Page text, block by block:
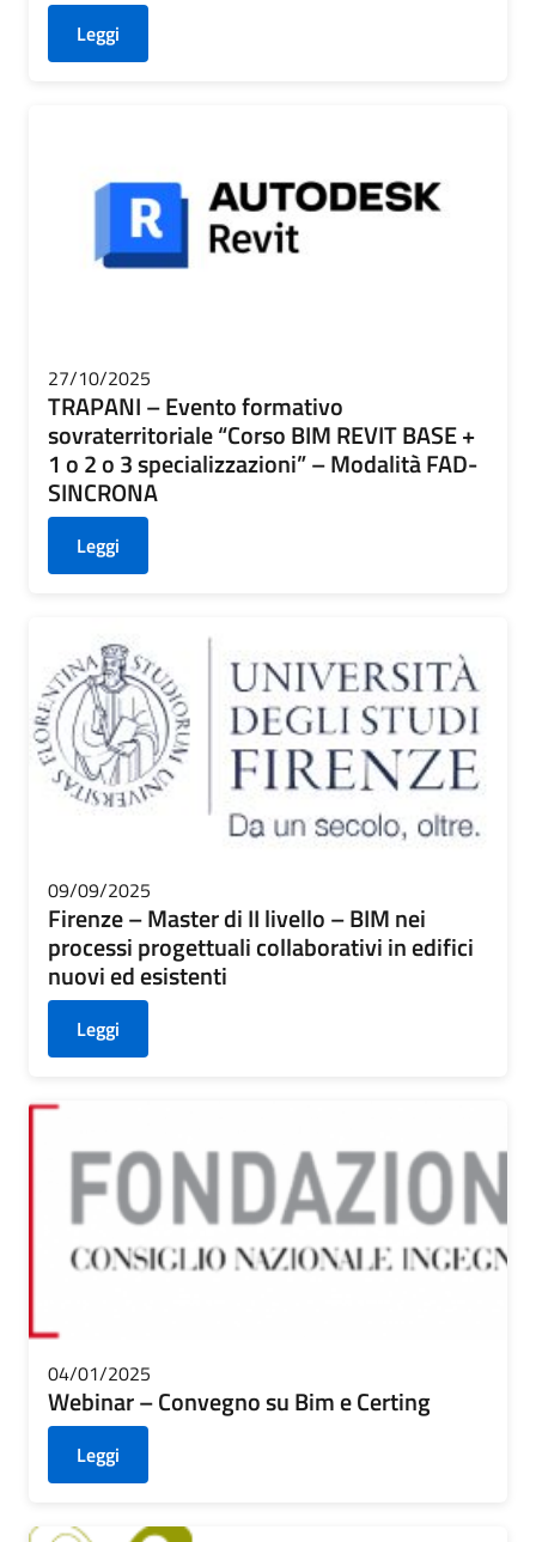
Leggi
27/10/2025
TRAPANI – Evento formativo
sovraterritoriale “Corso BIM REVIT BASE +
1 o 2 o 3 specializzazioni” – Modalità FAD-
SINCRONA
Leggi
09/09/2025
Firenze – Master di II livello – BIM nei
processi progettuali collaborativi in edifici
nuovi ed esistenti
Leggi
04/01/2025
Webinar – Convegno su Bim e Certing
Leggi